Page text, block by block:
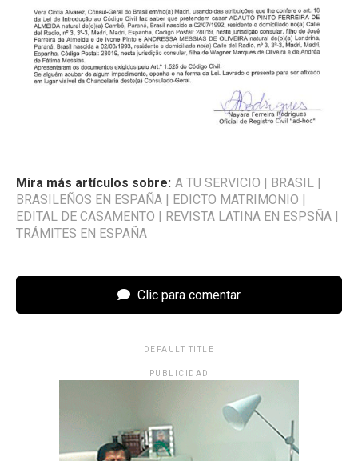
Mira más artículos sobre: A TU SERVICIO | BRASIL |
BRASILEÑOS EN ESPAÑA | EDICTO MATRIMONIO |
EDITAL DE CASAMENTO | REVISTA LATINA EN ESPSÑA |
TRÁMITES EN ESPAÑA
Clic para comentar
DEFAULT TITLE
PUBLICIDAD